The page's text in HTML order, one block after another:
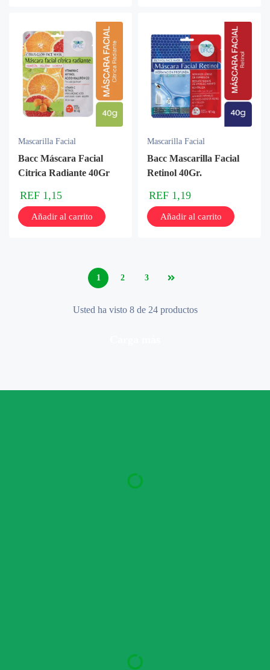
Mascarilla Facial
Bacc Máscara Facial
Citrica Radiante 40Gr
REF 1,15
Añadir al carrito
Mascarilla Facial
Bacc Mascarilla Facial
Retinol 40Gr.
REF 1,19
Añadir al carrito
1 2 3
Usted ha visto 8 de 24 productos